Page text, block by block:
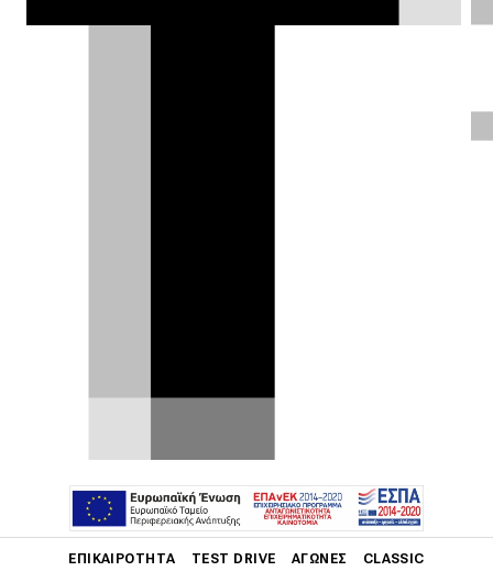
ΕΠΙΚΑΙΡΌΤΗΤΑ TEST DRIVE ΑΓΏΝΕΣ CLASSIC
Τον Φεβρουάριο είχαμε γράψει για τα